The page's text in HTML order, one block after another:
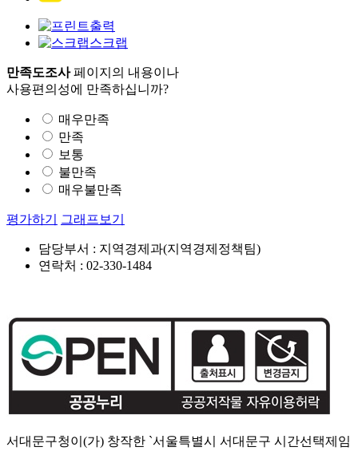
출력
스크랩
만족도조사페이지의 내용이나
사용편의성에 만족하십니까?
매우만족
만족
보통
불만족
매우불만족
평가하기 그래프보기
담당부서 : 지역경제과(지역경제정책팀)
연락처 : 02-330-1484
서대문구청이(가) 창작한 `서울특별시 서대문구 시간선택제임